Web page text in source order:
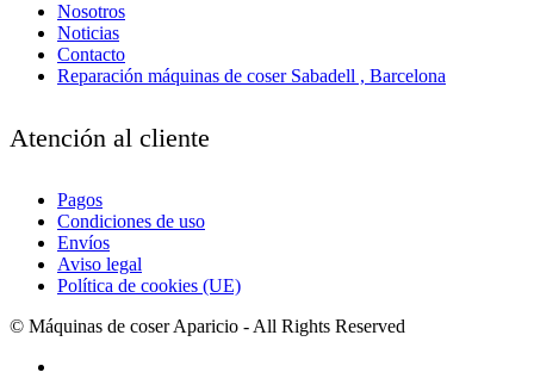
Nosotros
Noticias
Contacto
Reparación máquinas de coser Sabadell , Barcelona
Atención al cliente
Pagos
Condiciones de uso
Envíos
Aviso legal
Política de cookies (UE)
© Máquinas de coser Aparicio - All Rights Reserved